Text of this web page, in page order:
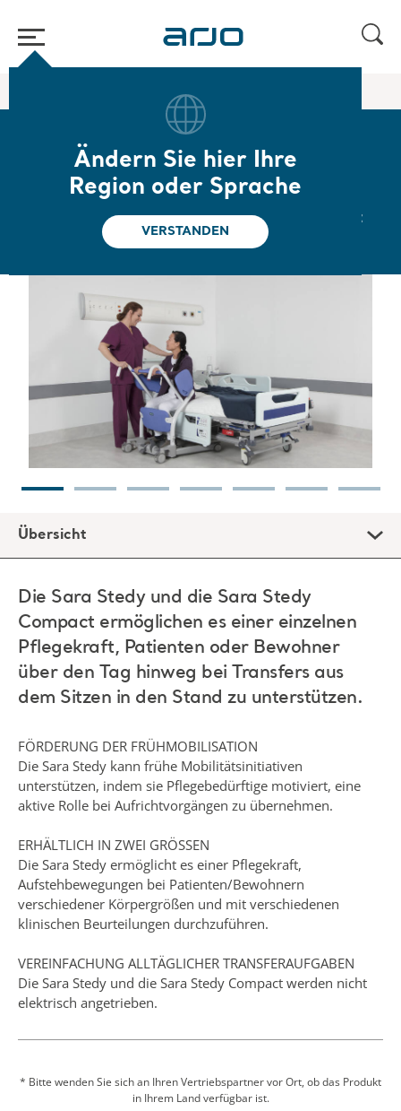
Ändern Sie hier Ihre
Region oder Sprache
VERSTANDEN
Steh- und Aufrichthilfe
Sara Stedy
Mehr Mobilität, Würde und Unabhängigkeit
Übersicht
Die Sara Stedy und die Sara Stedy
Compact ermöglichen es einer einzelnen
Pflegekraft, Patienten oder Bewohner
über den Tag hinweg bei Transfers aus
dem Sitzen in den Stand zu unterstützen.
FÖRDERUNG DER FRÜHMOBILISATION
Die Sara Stedy kann frühe Mobilitätsinitiativen
unterstützen, indem sie Pflegebedürftige motiviert, eine
aktive Rolle bei Aufrichtvorgängen zu übernehmen.
ERHÄLTLICH IN ZWEI GRÖSSEN
Die Sara Stedy ermöglicht es einer Pflegekraft,
Aufstehbewegungen bei Patienten/Bewohnern
verschiedener Körpergrößen und mit verschiedenen
klinischen Beurteilungen durchzuführen.
VEREINFACHUNG ALLTÄGLICHER TRANSFERAUFGABEN
Die Sara Stedy und die Sara Stedy Compact werden nicht
elektrisch angetrieben.
VOM DSDC ALS FÜR MENSCHEN MIT DEMENZ GEEIGNET
Das Dementia Services Development Centre an der
University of Stirling hat die Sara Stedy überprüft und ihr
* Bitte wenden Sie sich an Ihren Vertriebspartner vor Ort, ob das Produkt
in Ihrem Land verfügbar ist.